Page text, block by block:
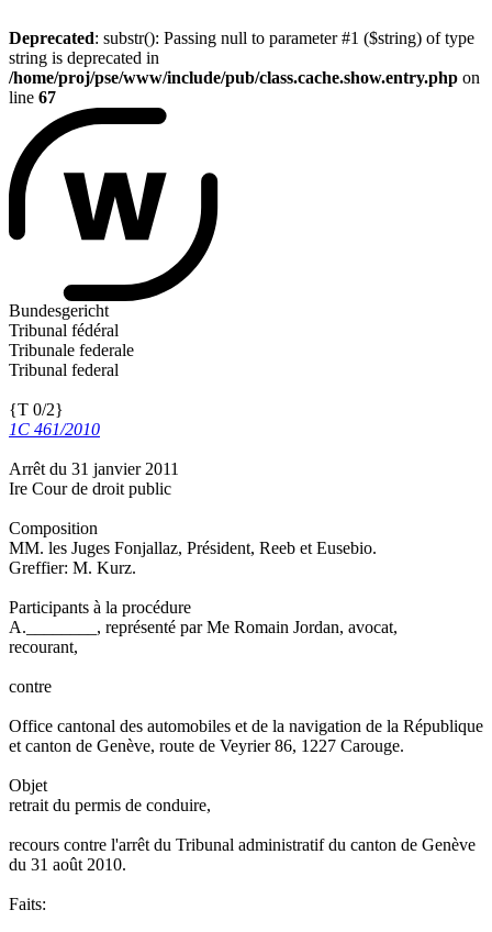
Deprecated: substr(): Passing null to parameter #1 ($string) of type
string is deprecated in
/home/proj/pse/www/include/pub/class.cache.show.entry.php on
line 67
Bundesgericht
Tribunal fédéral
Tribunale federale
Tribunal federal
{T 0/2}
1C 461/2010
Arrêt du 31 janvier 2011
Ire Cour de droit public
Composition
MM. les Juges Fonjallaz, Président, Reeb et Eusebio.
Greffier: M. Kurz.
Participants à la procédure
A.________, représenté par Me Romain Jordan, avocat,
recourant,
contre
Office cantonal des automobiles et de la navigation de la République
et canton de Genève, route de Veyrier 86, 1227 Carouge.
Objet
retrait du permis de conduire,
recours contre l'arrêt du Tribunal administratif du canton de Genève
du 31 août 2010.
Faits: